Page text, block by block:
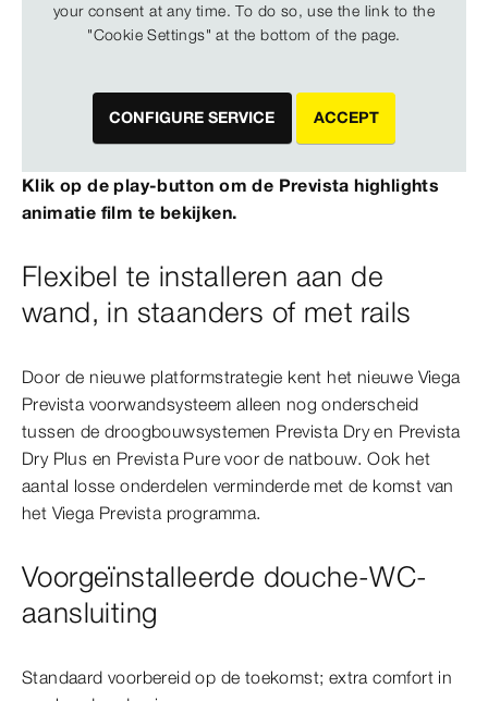
your consent at any time. To do so, use the link to the
"Cookie Settings" at the bottom of the page.
CONFIGURE SERVICE ACCEPT
Klik op de play-button om de Prevista highlights
animatie film te bekijken.
Flexibel te installeren aan de
wand, in staanders of met rails
Door de nieuwe platformstrategie kent het nieuwe Viega
Prevista voorwandsysteem alleen nog onderscheid
tussen de droogbouwsystemen Prevista Dry en Prevista
Dry Plus en Prevista Pure voor de natbouw. Ook het
aantal losse onderdelen verminderde met de komst van
het Viega Prevista programma.
Voorgeïnstalleerde douche-WC-
aansluiting
Standaard voorbereid op de toekomst; extra comfort in